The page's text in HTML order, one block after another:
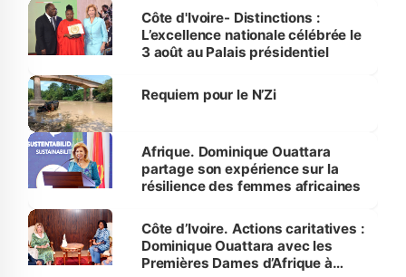
Bassam
Côte d'Ivoire- Distinctions :
L’excellence nationale célébrée le
3 août au Palais présidentiel
Requiem pour le N’Zi
Afrique. Dominique Ouattara
partage son expérience sur la
résilience des femmes africaines
Côte d’Ivoire. Actions caritatives :
Dominique Ouattara avec les
Premières Dames d’Afrique à